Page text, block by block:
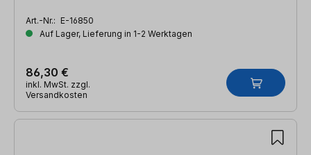
Art.-Nr.: E-16850
Auf Lager, Lieferung in 1-2 Werktagen
86,30 €
inkl. MwSt. zzgl.
Versandkosten